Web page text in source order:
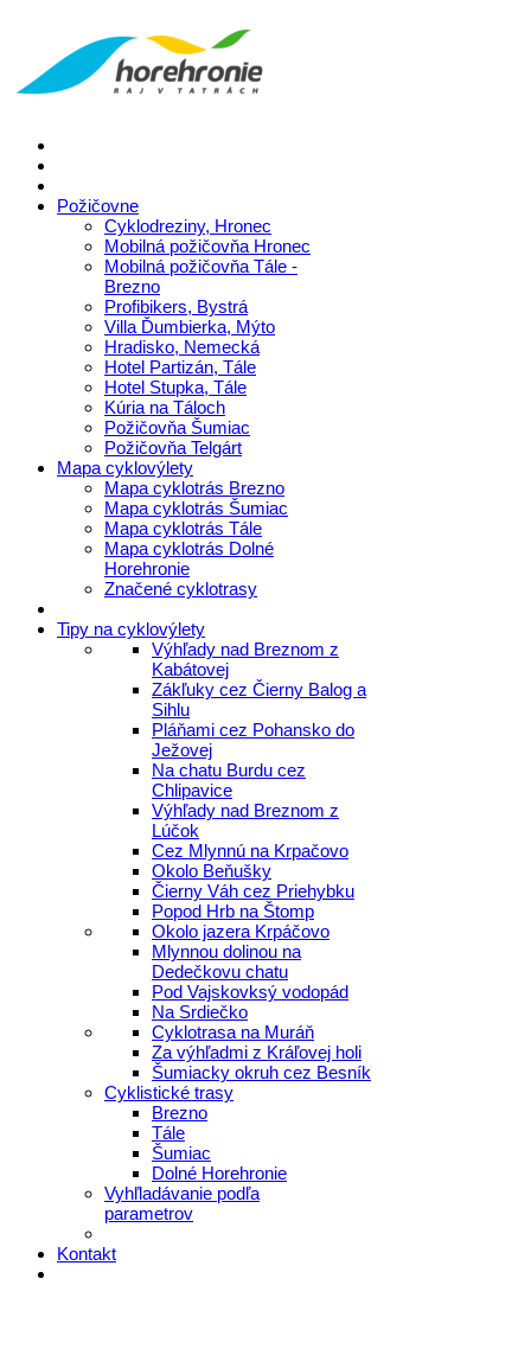
Požičovne
Cyklodreziny, Hronec
Mobilná požičovňa Hronec
Mobilná požičovňa Tále -
Brezno
Profibikers, Bystrá
Villa Ďumbierka, Mýto
Hradisko, Nemecká
Hotel Partizán, Tále
Hotel Stupka, Tále
Kúria na Táloch
Požičovňa Šumiac
Požičovňa Telgárt
Mapa cyklovýlety
Mapa cyklotrás Brezno
Mapa cyklotrás Šumiac
Mapa cyklotrás Tále
Mapa cyklotrás Dolné
Horehronie
Značené cyklotrasy
Tipy na cyklovýlety
Výhľady nad Breznom z
Kabátovej
Zákľuky cez Čierny Balog a
Sihlu
Pláňami cez Pohansko do
Ježovej
Na chatu Burdu cez
Chlipavice
Výhľady nad Breznom z
Lúčok
Cez Mlynnú na Krpačovo
Okolo Beňušky
Čierny Váh cez Priehybku
Popod Hrb na Štomp
Okolo jazera Krpáčovo
Mlynnou dolinou na
Dedečkovu chatu
Pod Vajskovksý vodopád
Na Srdiečko
Cyklotrasa na Muráň
Za výhľadmi z Kráľovej holi
Šumiacky okruh cez Besník
Cyklistické trasy
Brezno
Tále
Šumiac
Dolné Horehronie
Vyhľladávanie podľa
parametrov
Kontakt